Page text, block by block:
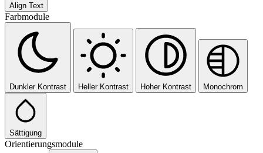
Align Text
Farbmodule
Dunkler Kontrast Heller Kontrast Hoher Kontrast Monochrom
Sättigung
Orientierungsmodule